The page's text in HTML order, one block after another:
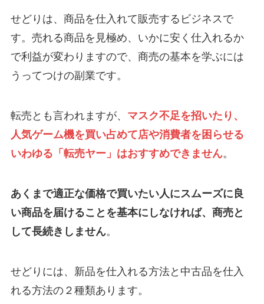
せどりは、商品を仕入れて販売するビジネスで
す。売れる商品を見極め、いかに安く仕入れるか
で利益が変わりますので、商売の基本を学ぶには
うってつけの副業です。
転売とも言われますが、 マスク不足を招いたり、
人気ゲーム機を買い占めて店や消費者を困らせる
いわゆる「転売ヤー」はおすすめできません。
あくまで適正な価格で買いたい人にスムーズに良
い商品を届けることを基本にしなければ、商売と
して長続きしません。
せどりには、新品を仕入れる方法と中古品を仕入
れる方法の２種類あります。